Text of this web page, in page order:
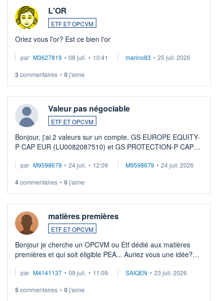
L'OR
ETF ET OPCVM
Oriez vous l'or? Est ce bien l'or
par M3627819 • 08 juil. • 10:41 marino83 • 25 juil. 2026
3 commentaires • 0j'aime
Valeur pas négociable
ETF ET OPCVM
Bonjour, j'ai 2 valeurs sur un compte, GS EUROPE EQUITY-
P CAP EUR (LU0082087510) et GS PROTECTION-P CAP
veux procéder à la vente, on me signale ...
par M9598679 • 24 juil. • 12:09 M9598679 • 24 juil. 2026
4commentaires • 0j'aime
matières premières
ETF ET OPCVM
Bonjour je cherche un OPCVM ou Etf dédié aux matières
premières et qui soit éligible PEA... Auriez vous une idée?
par M4141137 • 09 juil. • 11:09 SAIQEN • 23 juil. 2026
5 commentaires • 0j'aime